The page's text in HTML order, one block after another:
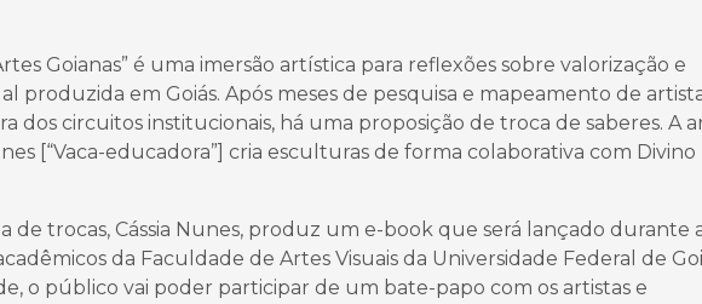
Goianas” é uma imersão artística para reflexões sobre valorização e
produzida em Goiás. Após meses de pesquisa e mapeamento de
dos circuitos institucionais, há uma proposição de troca de saberes. A
[“Vaca-educadora”] cria esculturas de forma colaborativa com Divino
de trocas, Cássia Nunes, produz um e-book que será lançado durante
da Faculdade de Artes Visuais da Universidade Federal de
o público vai poder participar de um bate-papo com os artistas e